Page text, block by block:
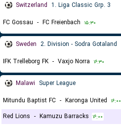
Switzerland 1. Liga Classic Grp. 3
FC Gossau - FC Freienbach ۱۵:۳۰
Sweden 2. Division - Sodra Gotaland
IFK Trelleborg FK - Vaxjo Norra ۱۶:۳۰
Malawi Super League
Mitundu Baptist FC - Karonga United ۱۶:۰۰
Red Lions - Kamuzu Barracks ۱۶:۰۰